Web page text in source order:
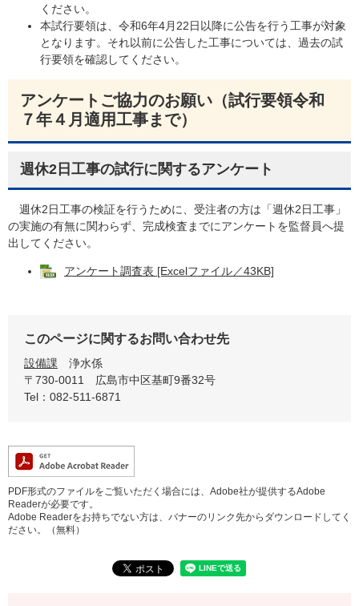
ください。
本試行要領は、令和6年4月22日以降に公告を行う工事が対象
となります。それ以前に公告した工事については、過去の試
行要領を確認してください。
アンケートご協力のお願い（試行要領令和
７年４月適用工事まで）
週休2日工事の試行に関するアンケート
週休2日工事の検証を行うために、受注者の方は「週休2日工事」
の実施の有無に関わらず、完成検査までにアンケートを監督員へ提
出してください。
アンケート調査表 [Excelファイル／43KB]
このページに関するお問い合わせ先
設備課
浄水係
〒730-0011
広島市中区基町9番32号
Tel：082-511-6871
PDF形式のファイルをご覧いただく場合には、Adobe社が提供するAdobe
Readerが必要です。
Adobe Readerをお持ちでない方は、バナーのリンク先からダウンロードしてく
ださい。（無料）